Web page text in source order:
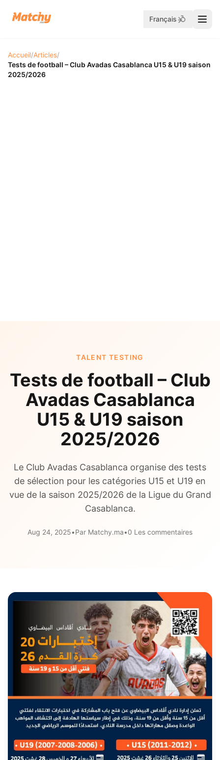
Français
Accueil/Articles/
Tests de football – Club Avadas Casablanca U15 & U19 saison
2025/2026
TALENT TESTING
Tests de football – Club
Avadas Casablanca
U15 & U19 saison
2025/2026
Le Club Avadas Casablanca organise des tests
de sélection pour les catégories U15 et U19 en
vue de la saison 2025/2026 de la Ligue du Grand
Casablanca.
Aug 24, 2025•Par Matchy.ma•0 Les commentaires